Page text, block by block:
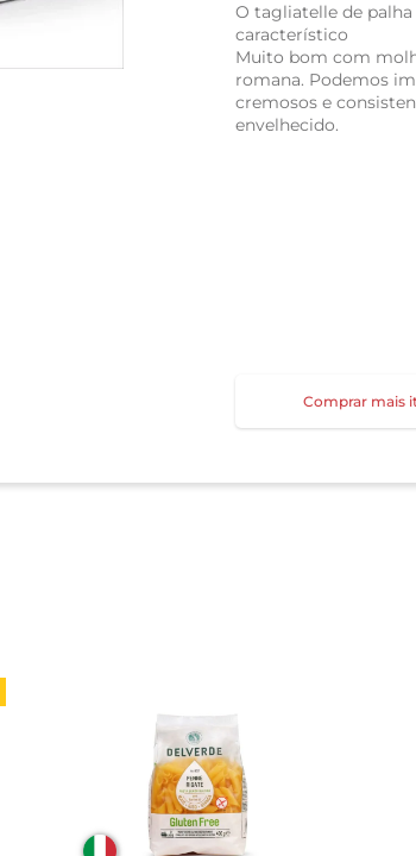
O tagliatelle de
característico
Muito bom com
romana. Podemos
cremosos e
envelhecido.
Comprar mais